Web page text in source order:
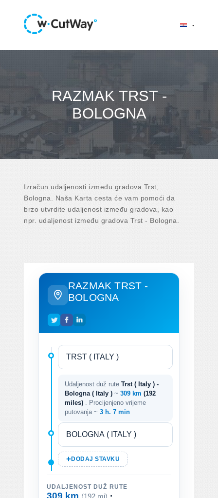
RAZMAK TRST -
BOLOGNA
Izračun udaljenosti između gradova Trst,
Bologna. Naša Karta cesta će vam pomoći da
brzo utvrdite udaljenost između gradova, kao
npr. udaljenost između gradova Trst - Bologna.
RAZMAK TRST -
BOLOGNA
Udaljenost duž rute Trst ( Italy ) -
Bologna ( Italy ) ~ 309 km (192
miles)
. Procijenjeno vrijeme
putovanja ~ 3 h. 7 min
DODAJ STAVKU
UDALJENOST DUŽ RUTE
309 km (192 mi) ·